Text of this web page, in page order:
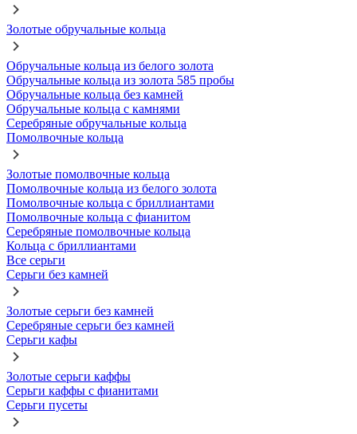
Золотые обручальные кольца
Обручальные кольца из белого золота
Обручальные кольца из золота 585 пробы
Обручальные кольца без камней
Обручальные кольца с камнями
Серебряные обручальные кольца
Помолвочные кольца
Золотые помолвочные кольца
Помолвочные кольца из белого золота
Помолвочные кольца с бриллиантами
Помолвочные кольца с фианитом
Серебряные помолвочные кольца
Кольца с бриллиантами
Все серьги
Серьги без камней
Золотые серьги без камней
Серебряные серьги без камней
Серьги кафы
Золотые серьги каффы
Серьги каффы с фианитами
Серьги пусеты